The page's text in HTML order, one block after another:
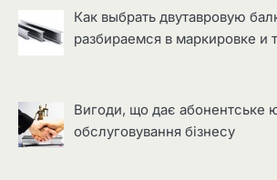
Как выбрать двутавровую
разбираемся в маркировке и
Вигоди, що дає абонентське
обслуговування бізнесу